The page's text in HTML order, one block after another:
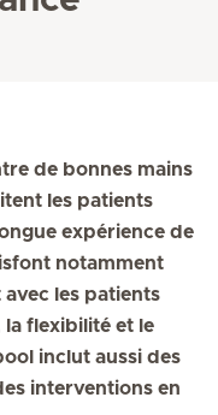
de bonnes mains
les patients
expérience de
notamment
les patients
flexibilité et le
inclut aussi des
interventions en